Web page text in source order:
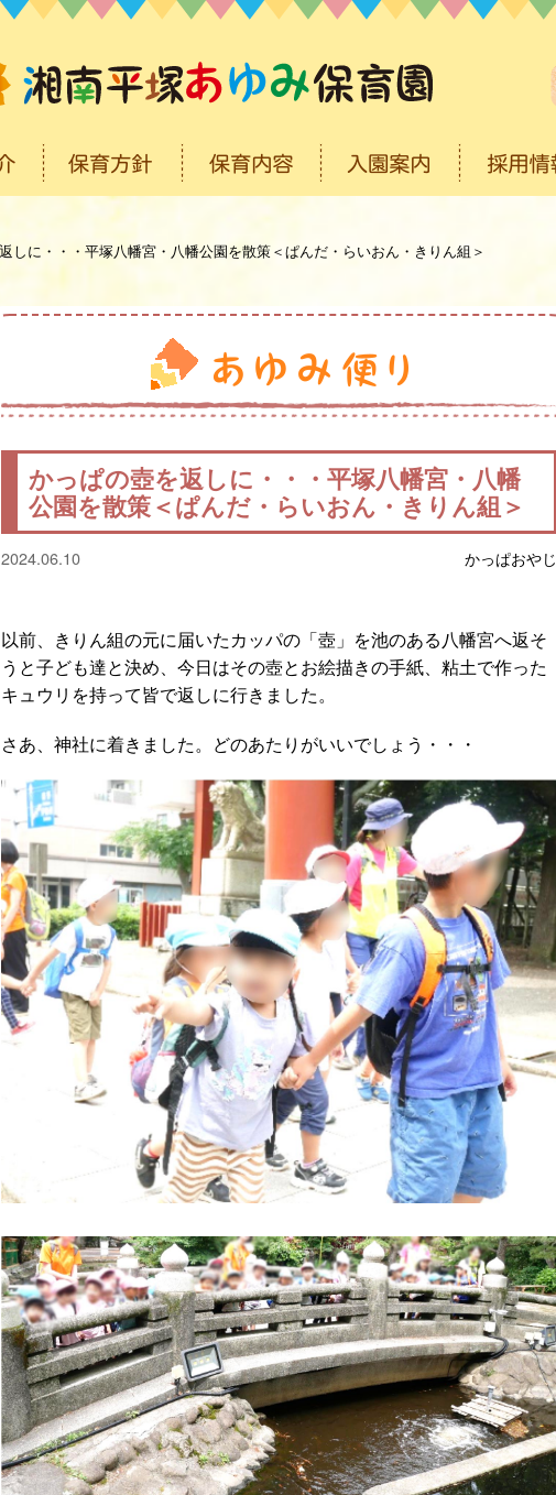
しに・・・平塚八幡宮・八幡公園を散策＜ぱんだ・らいおん・きりん組＞
かっぱの壺を返しに・・・平塚八幡宮・八幡
公園を散策＜ぱんだ・らいおん・きりん組＞
2024.06.10 かっぱおやじ
以前、きりん組の元に届いたカッパの「壺」を池のある八幡宮へ返そ
うと子ども達と決め、今日はその壺とお絵描きの手紙、粘土で作った
キュウリを持って皆で返しに行きました。
さあ、神社に着きました。どのあたりがいいでしょう・・・